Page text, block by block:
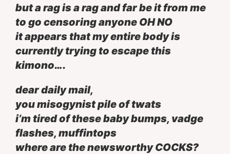
but a rag is a rag and far be it from me
to go censoring anyone OH NO
it appears that my entire body is
currently trying to escape this
kimono….
dear daily mail,
you misogynist pile of twats
i’m tired of these baby bumps, vadge
flashes, muffintops
where are the newsworthy COCKS?